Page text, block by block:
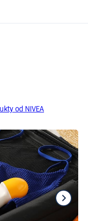
od NIVEA